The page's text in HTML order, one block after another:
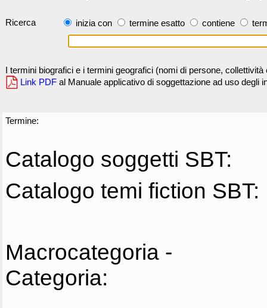
Ricerca inizia con termine esatto contiene
I termini biografici e i termini geografici (nomi di persone,
Link PDF al Manuale applicativo di soggettazione ad uso degli
Termine:
Catalogo soggetti SBT:
Catalogo temi fiction SBT:
Macrocategoria -
Categoria: